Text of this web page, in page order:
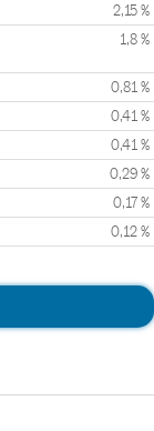
2,15 %
1,8 %
0,81 %
0,41 %
0,41 %
0,29 %
0,17 %
0,12 %